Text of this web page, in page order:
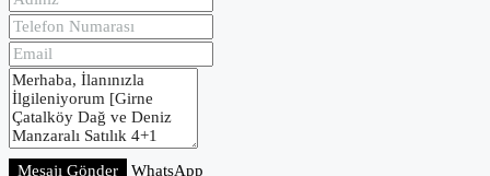
Mesajı Gönder WhatsApp